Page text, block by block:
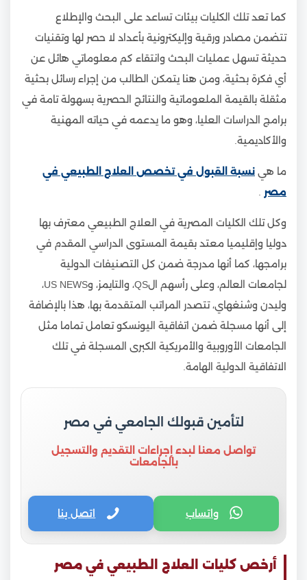
كما تعد تلك الكليات بيئات تساعد على البحث والإطلاع
تتضمن مصادر ورقية وإليكترونية بأعداد لا حصر لها وتقنيات
حديثة تسهل عمليات البحث وانتقاء كم معلوماتي هائل عن
أي فكرة بحثية، ومن هنا يتمكن الطالب من إجراء رسائل بحثية
مثقلة بالقيمة الملعوماتية والنتائج الحصرية بسهولة تامة في
برامج الدراسات العليا، وهو ما يدعمه في حياته المهنية
والأكاديمية.
ما هي نسبة القبول في تخصص العلاج الطبيعي في
مصر
وكل تلك الكليات المصرية في العلاج الطبيعي معترف بها
دوليا وإقليميا معتد بقيمة المستوى الدراسي المقدم في
برامجها، كما أنها مدرجة ضمن كل التصنيفات الدولية
لجامعات العالم، وعلى رأسهم الQS، والتايمز، وUS NEWS،
وليدن وشنغهاي، تتصدر المراتب المتقدمة بها، هذا بالإضافة
إلى أنها مسجلة ضمن اتفاقية اليونسكو تعامل تماما مثل
الجامعات الأوروبية والأمريكية الكبرى المسجلة في تلك
الاتفاقية الدولية الهامة.
لتأمين قبولك الجامعي في مصر
تواصل معنا لبدء إجراءات التقديم والتسجيل
بالجامعات
واتساب اتصل بنا
أرخص كليات العلاج الطبيعي في مصر